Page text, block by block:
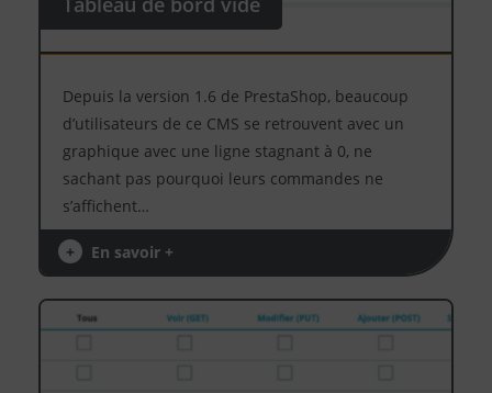
Depuis la version 1.6 de PrestaShop, beaucoup
d’utilisateurs de ce CMS se retrouvent avec un
graphique avec une ligne stagnant à 0, ne
sachant pas pourquoi leurs commandes ne
s’affichent…
+ En savoir +